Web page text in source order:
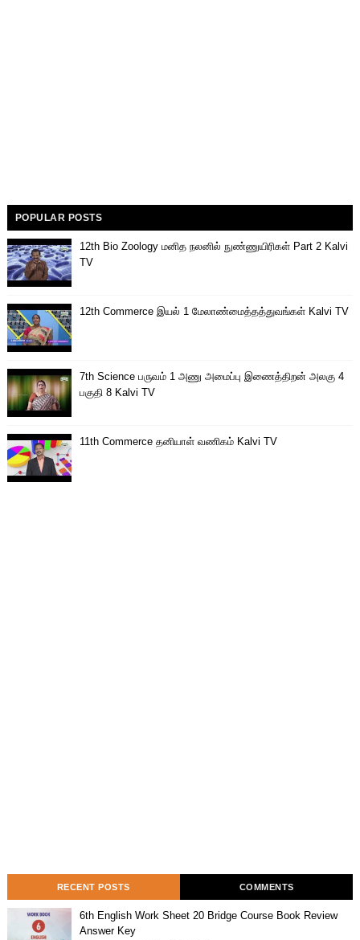
POPULAR POSTS
12th Bio Zoology மனித நலனில் நுண்ணுயிரிகள் Part 2 Kalvi
TV
12th Commerce இயல் 1 மேலாண்மைத்தத்துவங்கள் Kalvi TV
7th Science பருவம் 1 அணு அமைப்பு இணைத்திறன் அலகு 4
பகுதி 8 Kalvi TV
11th Commerce தனியாள் வணிகம் Kalvi TV
RECENT POSTS COMMENTS
6th English Work Sheet 20 Bridge Course Book Review
Answer Key